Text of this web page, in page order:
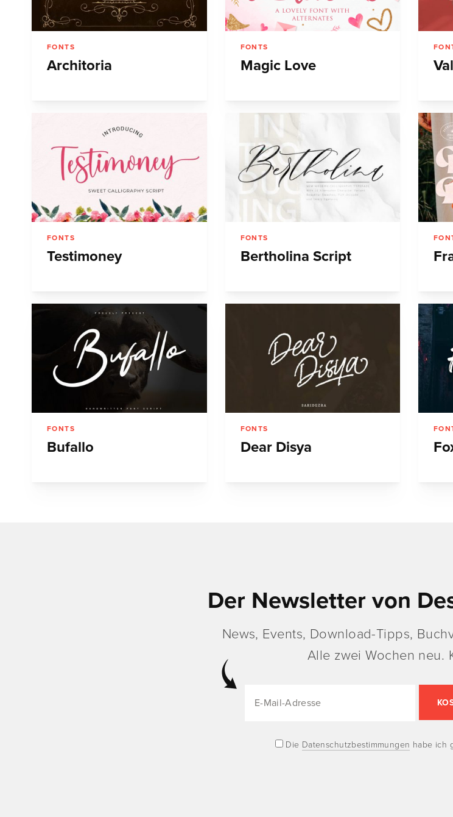
FONTS
Architoria
FONTS
Magic Love
FONTS
Testimoney
FONTS
Bertholina Script
FONTS
Bufallo
FONTS
Dear Disya
Der Newsletter von
News, Events, Download-Tipps,
Alle zwei Wochen neu.
Die Datenschutzbestimmungen habe ich